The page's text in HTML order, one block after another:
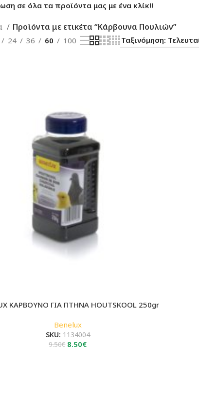
σε όλα τα προϊόντα μας με ένα κλίκ!!
Προϊόντα με ετικέτα “Κάρβουνα Πουλιών”
24 36 60 100
ΚΑΡΒΟΥΝΟ ΓΙΑ ΠΤΗΝΑ HOUTSKOOL 250gr
Benelux
SKU: 1134004
9.50€ Original
8.50€Η